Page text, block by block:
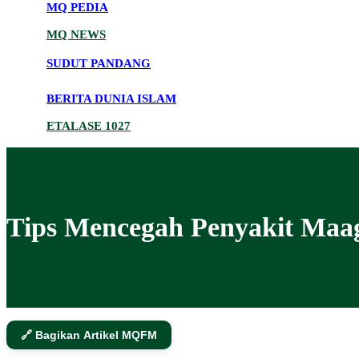
MQ PEDIA
MQ NEWS
SUDUT PANDANG
BERITA DUNIA ISLAM
ETALASE 1027
Tips Mencegah Penyakit
🔗 Bagikan Artikel MQFM